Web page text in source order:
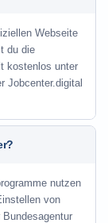
Webseite
du die
kostenlos unter
Jobcenter.digital
nutzen
von